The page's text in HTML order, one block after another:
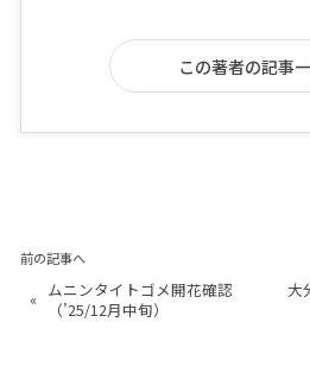
この著者の記事
前の記事へ
« ムニンタイトゴメ開花確認
（’25/12月中旬）
大